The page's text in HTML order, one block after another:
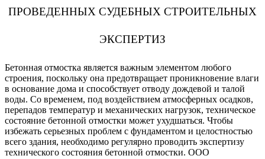
ПРОВЕДЕННЫХ СУДЕБНЫХ СТРОИТЕЛЬНЫХ
ЭКСПЕРТИЗ
Бетонная отмостка является важным элементом любого
строения, поскольку она предотвращает проникновение влаги
в основание дома и способствует отводу дождевой и талой
воды. Со временем, под воздействием атмосферных осадков,
перепадов температур и механических нагрузок, техническое
состояние бетонной отмостки может ухудшаться. Чтобы
избежать серьезных проблем с фундаментом и целостностью
всего здания, необходимо регулярно проводить экспертизу
технического состояния бетонной отмостки. ООО